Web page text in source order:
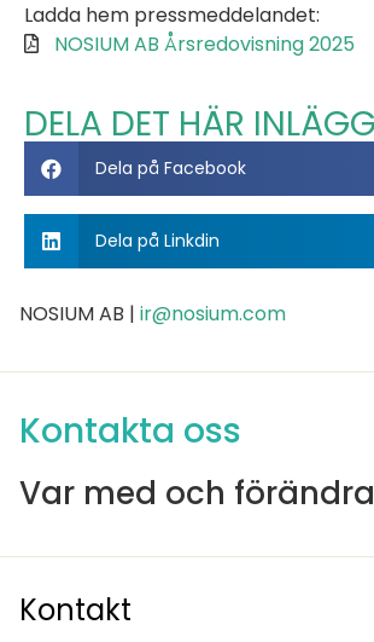
Ladda hem pressmeddelandet:
NOSIUM AB Årsredovisning 2025
DELA DET HÄR
Dela på Facebook
Dela på Linkdin
NOSIUM AB | ir@nosium.com
Kontakta oss
Var med och förändra
Kontakt